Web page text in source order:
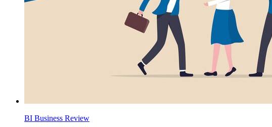
BI Business Review